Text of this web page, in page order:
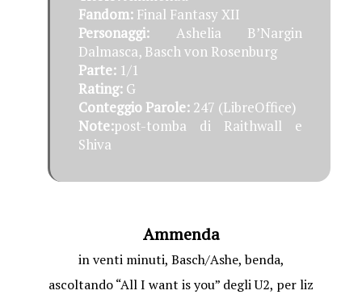
Fandom: Final Fantasy XII
Personaggi: Ashelia B’Nargin
Dalmasca, Basch von Rosenburg
Parte: 1/1
Rating: G
Conteggio Parole: 247 (LibreOffice)
Note:post-tomba di Raithwall e
Shiva
Ammenda
in venti minuti, Basch/Ashe, benda,
ascoltando “All I want is you” degli U2, per liz